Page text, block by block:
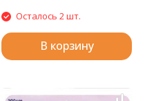
Осталось 2 шт.
В корзину